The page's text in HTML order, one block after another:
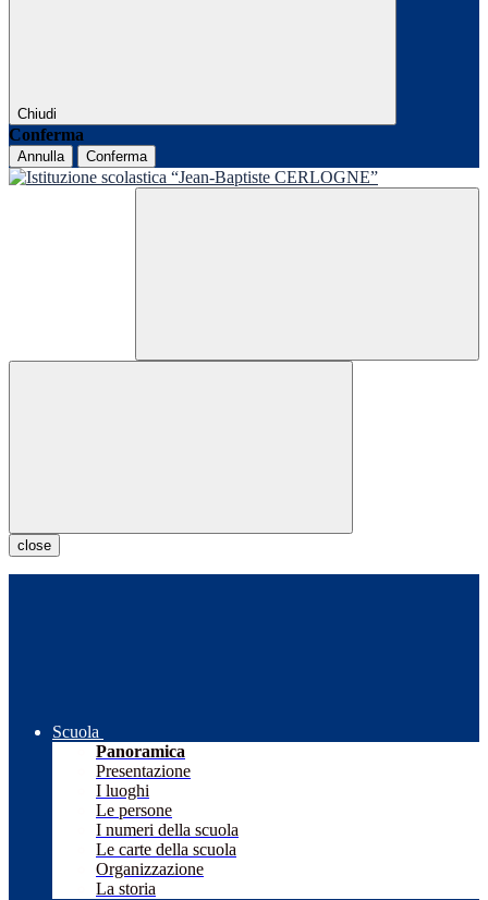
Chiudi
Conferma
Annulla Conferma
close
Scuola
Panoramica
Presentazione
I luoghi
Le persone
I numeri della scuola
Le carte della scuola
Organizzazione
La storia